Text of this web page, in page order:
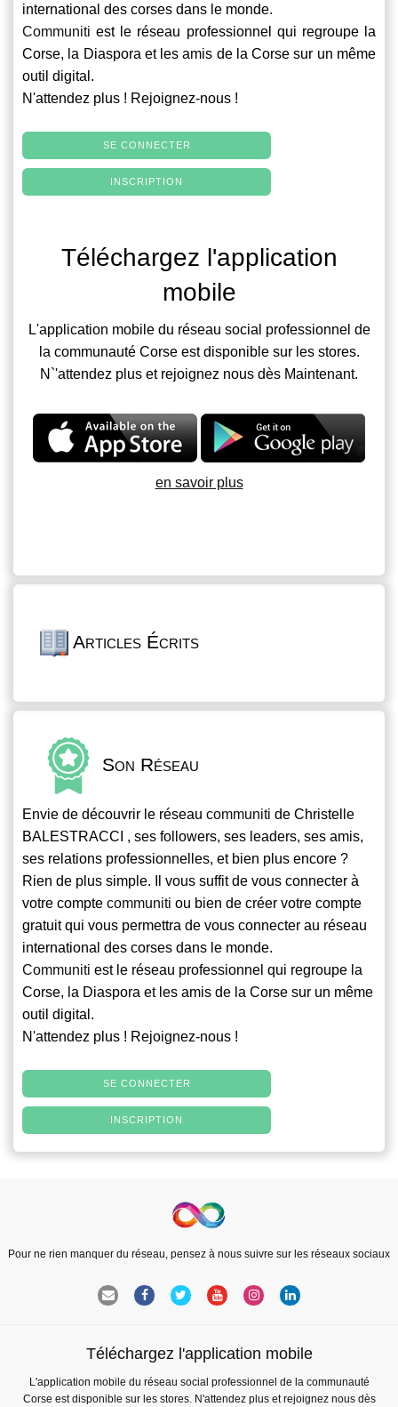
international des corses dans le monde.
Communiti est le réseau professionnel qui regroupe la
Corse, la Diaspora et les amis de la Corse sur un même
outil digital.
N'attendez plus ! Rejoignez-nous !
SE CONNECTER
INSCRIPTION
Téléchargez l'application
mobile
L'application mobile du réseau social professionnel de
la communauté Corse est disponible sur les stores.
N`'attendez plus et rejoignez nous dès Maintenant.
en savoir plus
Articles Écrits
Son Réseau
Envie de découvrir le réseau communiti de Christelle
BALESTRACCI , ses followers, ses leaders, ses amis,
ses relations professionnelles, et bien plus encore ?
Rien de plus simple. Il vous suffit de vous connecter à
votre compte communiti ou bien de créer votre compte
gratuit qui vous permettra de vous connecter au réseau
international des corses dans le monde.
Communiti est le réseau professionnel qui regroupe la
Corse, la Diaspora et les amis de la Corse sur un même
outil digital.
N'attendez plus ! Rejoignez-nous !
SE CONNECTER
INSCRIPTION
Pour ne rien manquer du réseau, pensez à nous suivre sur les réseaux sociaux
Téléchargez l'application mobile
L'application mobile du réseau social professionnel de la communauté
Corse est disponible sur les stores. N'attendez plus et rejoignez nous dès